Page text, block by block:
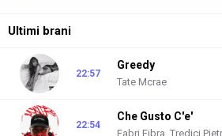
Ultimi brani
22:57
Greedy
Tate Mcrae
22:54
Che Gusto C'e'
Fabri Fibra, Tredici